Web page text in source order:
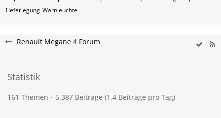
Tieferlegung Warnleuchte
Renault Megane 4 Forum
Statistik
161 Themen 5.387 Beiträge (1,4 Beiträge pro Tag)